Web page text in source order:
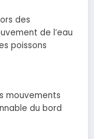
des
de l’eau
poissons
mouvements
du bord